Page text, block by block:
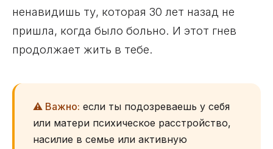
ненавидишь ту, которая 30 лет назад не
пришла, когда было больно. И этот гнев
продолжает жить в тебе.
⚠️ Важно: если ты подозреваешь у себя
или матери психическое расстройство,
насилие в семье или активную